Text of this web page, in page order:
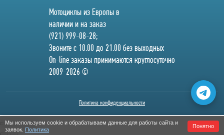
Мотоциклы из Европы в
наличии и на заказ
(921) 999-08-28;
Звоните с 10.00 до 21.00 без выходных
On-line заказы принимаются круглосуточно
2009-2026 ©
Политика конфиденциальности
Мы используем cookie и обрабатываем данные для работы сайта и
заявок. Политика
Понятно